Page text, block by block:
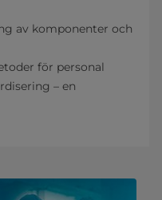
av komponenter och
för personal
– en